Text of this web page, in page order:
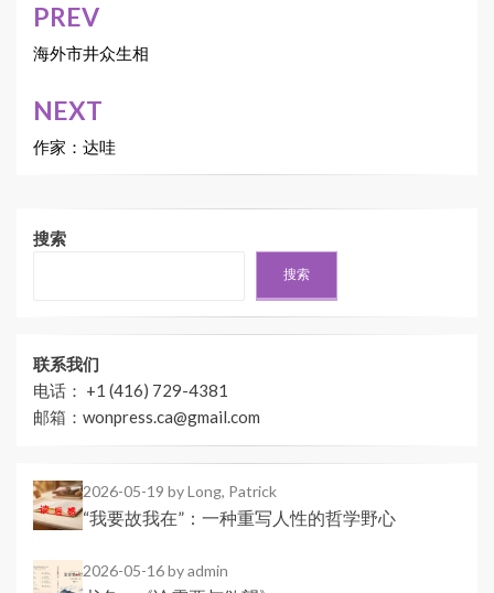
文
章
导
航
PREV
海外市井众生相
NEXT
作家：达哇
搜索
搜索
联系我们
电话： +1 (416) 729-4381
邮箱：wonpress.ca@gmail.com
2026-05-19 by Long, Patrick
“我要故我在”：一种重写人性的哲学野心
2026-05-16by admin